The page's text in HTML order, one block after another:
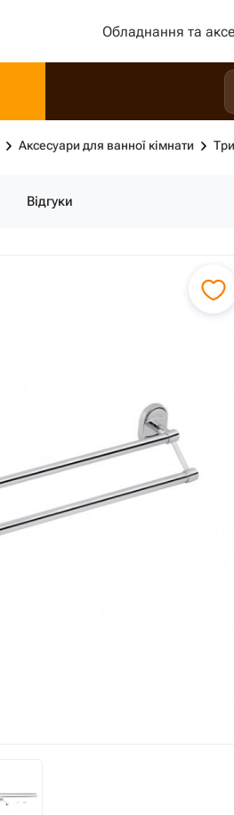
Обладнання та
Аксесуари для ванної кімнати
Відгуки